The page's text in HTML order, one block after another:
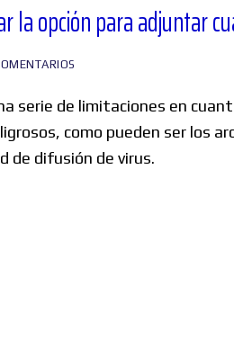
la opción para adjuntar
serie de limitaciones en
como pueden ser los
de difusión de virus.